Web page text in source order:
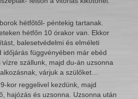
hétfőtől- péntekig tartanak.
hétfőn 10 órakor van. Ekkor
balesetvédelmi és elméleti
időjárás függvényében már ebéd
szállunk, majd du-án uzsonna
várjuk a szülőket…
kor reggelivel kezdünk, majd
hajózás és uzsonna. Uzsonna után